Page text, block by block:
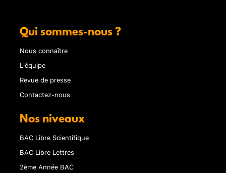
Qui sommes-nous ?
Nous connaître
L'équipe
Revue de presse
Contactez-nous
Nos niveaux
BAC Libre Scientifique
BAC Libre Lettres
2ème Année BAC